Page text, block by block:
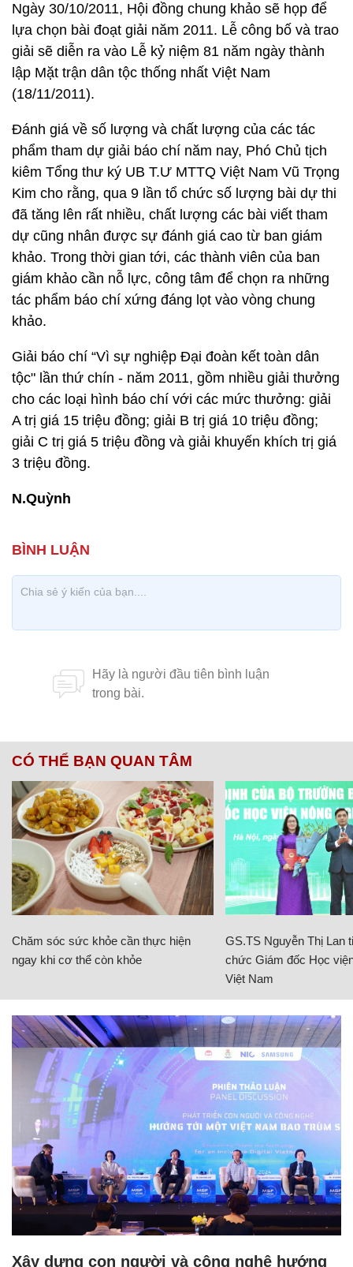
Ngày 30/10/2011, Hội đồng chung khảo sẽ họp để
lựa chọn bài đoạt giải năm 2011. Lễ công bố và trao
giải sẽ diễn ra vào Lễ kỷ niệm 81 năm ngày thành
lập Mặt trận dân tộc thống nhất Việt Nam
(18/11/2011).
Đánh giá về số lượng và chất lượng của các tác
phẩm tham dự giải báo chí năm nay, Phó Chủ tịch
kiêm Tổng thư ký UB T.Ư MTTQ Việt Nam Vũ Trọng
Kim cho rằng, qua 9 lần tổ chức số lượng bài dự thi
đã tăng lên rất nhiều, chất lượng các bài viết tham
dự cũng nhân được sự đánh giá cao từ ban giám
khảo. Trong thời gian tới, các thành viên của ban
giám khảo cần nỗ lực, công tâm để chọn ra những
tác phẩm báo chí xứng đáng lọt vào vòng chung
khảo.
Giải báo chí “Vì sự nghiệp Ðại đoàn kết toàn dân
tộc" lần thứ chín - năm 2011, gồm nhiều giải thưởng
cho các loại hình báo chí với các mức thưởng: giải
A trị giá 15 triệu đồng; giải B trị giá 10 triệu đồng;
giải C trị giá 5 triệu đồng và giải khuyến khích trị giá
3 triệu đồng.
N.Quỳnh
CÓ THỂ BẠN QUAN TÂM
Chăm sóc sức khỏe cần thực hiện
ngay khi cơ thể còn khỏe
GS.TS Nguyễn Thị Lan
chức Giám đốc Học
Việt Nam
Xây dựng con người và công nghệ hướng